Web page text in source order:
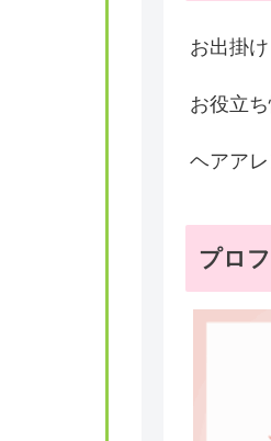
お出掛け
お役立
ヘアア
プロ